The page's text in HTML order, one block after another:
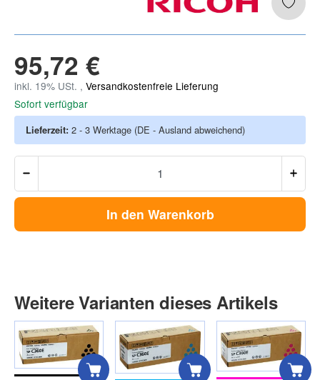
95,72 €
inkl. 19% USt. , Versandkostenfreie Lieferung
Sofort verfügbar
Lieferzeit: 2 - 3 Werktage (DE - Ausland abweichend)
In den Warenkorb
Weitere Varianten dieses Artikels